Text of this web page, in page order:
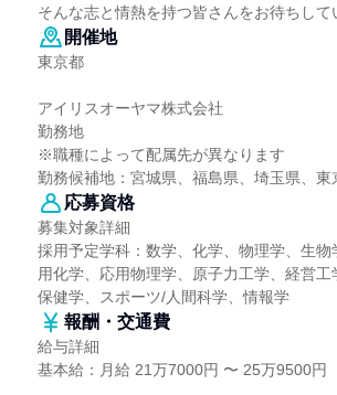
そんな志と情熱を持つ皆さんをお待ちして
開催地
東京都
アイリスオーヤマ株式会社
勤務地
※職種によって配属先が異なります
勤務候補地：宮城県、福島県、埼玉県、
応募資格
募集対象詳細
採用予定学科：数学、化学、物理学、生
用化学、応用物理学、原子力工学、経営
保健学、スポーツ/人間科学、情報学
報酬・交通費
給与詳細
基本給：月給 21万7000円 〜 25万9500円